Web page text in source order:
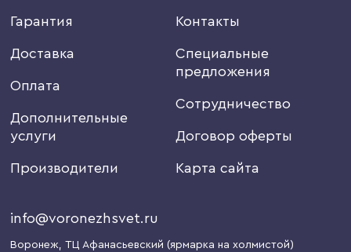
Гарантия
Доставка
Оплата
Дополнительные
услуги
Производители
Контакты
Специальные
предложения
Сотрудничество
Договор оферты
Карта сайта
info@voronezhsvet.ru
Воронеж, ТЦ Афанасьевский (ярмарка на холмистой)